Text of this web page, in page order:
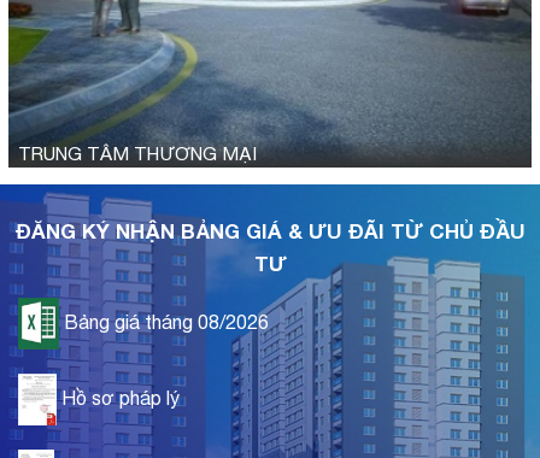
TRUNG TÂM THƯƠNG MẠI
ĐĂNG KÝ NHẬN BẢNG GIÁ & ƯU ĐÃI TỪ CHỦ ĐẦU
TƯ
Bảng giá tháng 08/2026
Hồ sơ pháp lý